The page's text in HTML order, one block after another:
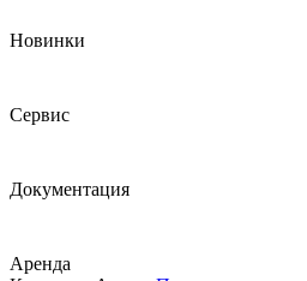
Новинки
Сервис
Документация
Аренда